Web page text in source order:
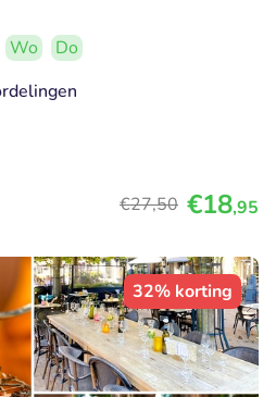
Wo
Do
€27,50 €18,95
32% korting